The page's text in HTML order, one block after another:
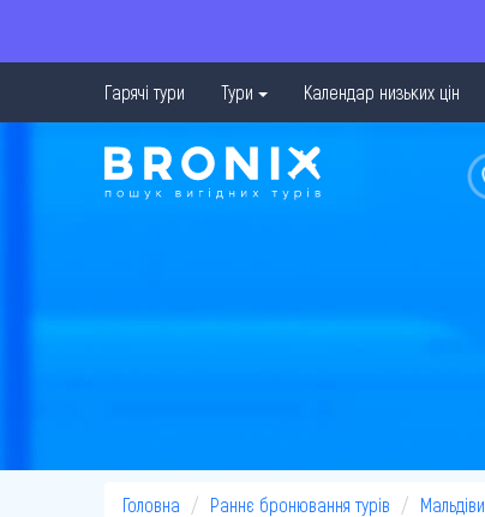
Гарячі тури Тури Календар низьких цін
Головна Раннє бронювання турів Мальдіви